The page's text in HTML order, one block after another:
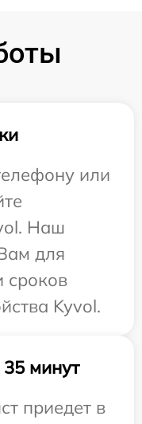
или
Наш
для
сроков
Kyvol.
минут
приедет в